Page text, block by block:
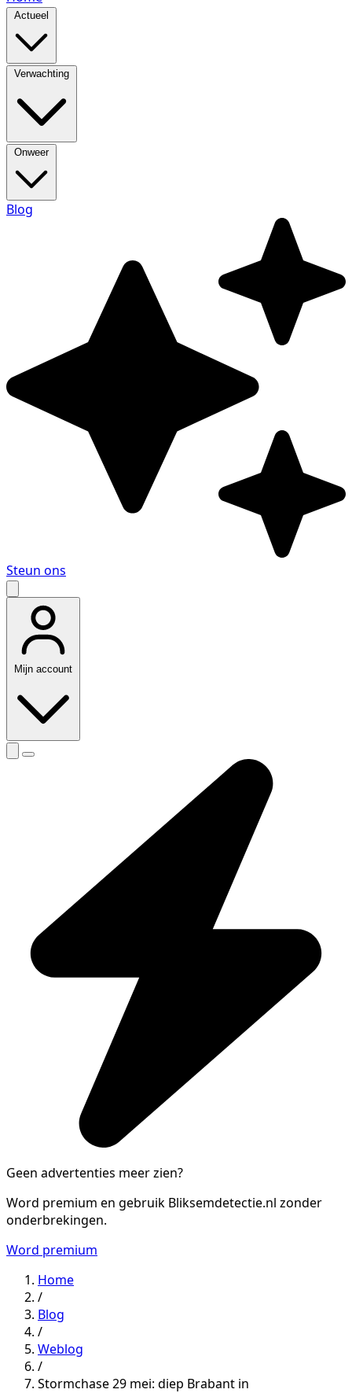
Actueel
Verwachting
Onweer
Blog
Steun ons
Mijn account
Geen advertenties meer zien?
Word premium en gebruik Bliksemdetectie.nl zonder
onderbrekingen.
Word premium
Home
/
Blog
/
Weblog
/
Stormchase 29 mei: diep Brabant in